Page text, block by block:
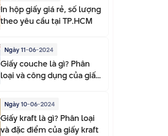
In hộp giấy giá rẻ, số lượng
theo yêu cầu tại TP.HCM
Ngày 11-06-2024
Giấy couche là gì? Phân
loại và công dụng của giấy
Ngày 10-06-2024
Giấy kraft là gì? Phân loại
và đặc điểm của giấy kraft